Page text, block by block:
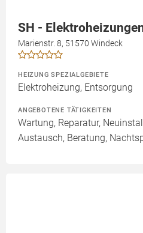
SH -
Marienstr. 8, 51570 Windeck
HEIZUNG SPEZIALGEBIETE
Elektroheizung, Entsorgung
ANGEBOTENE TÄTIGKEITEN
Wartung, Reparatur,
Austausch, Beratung,